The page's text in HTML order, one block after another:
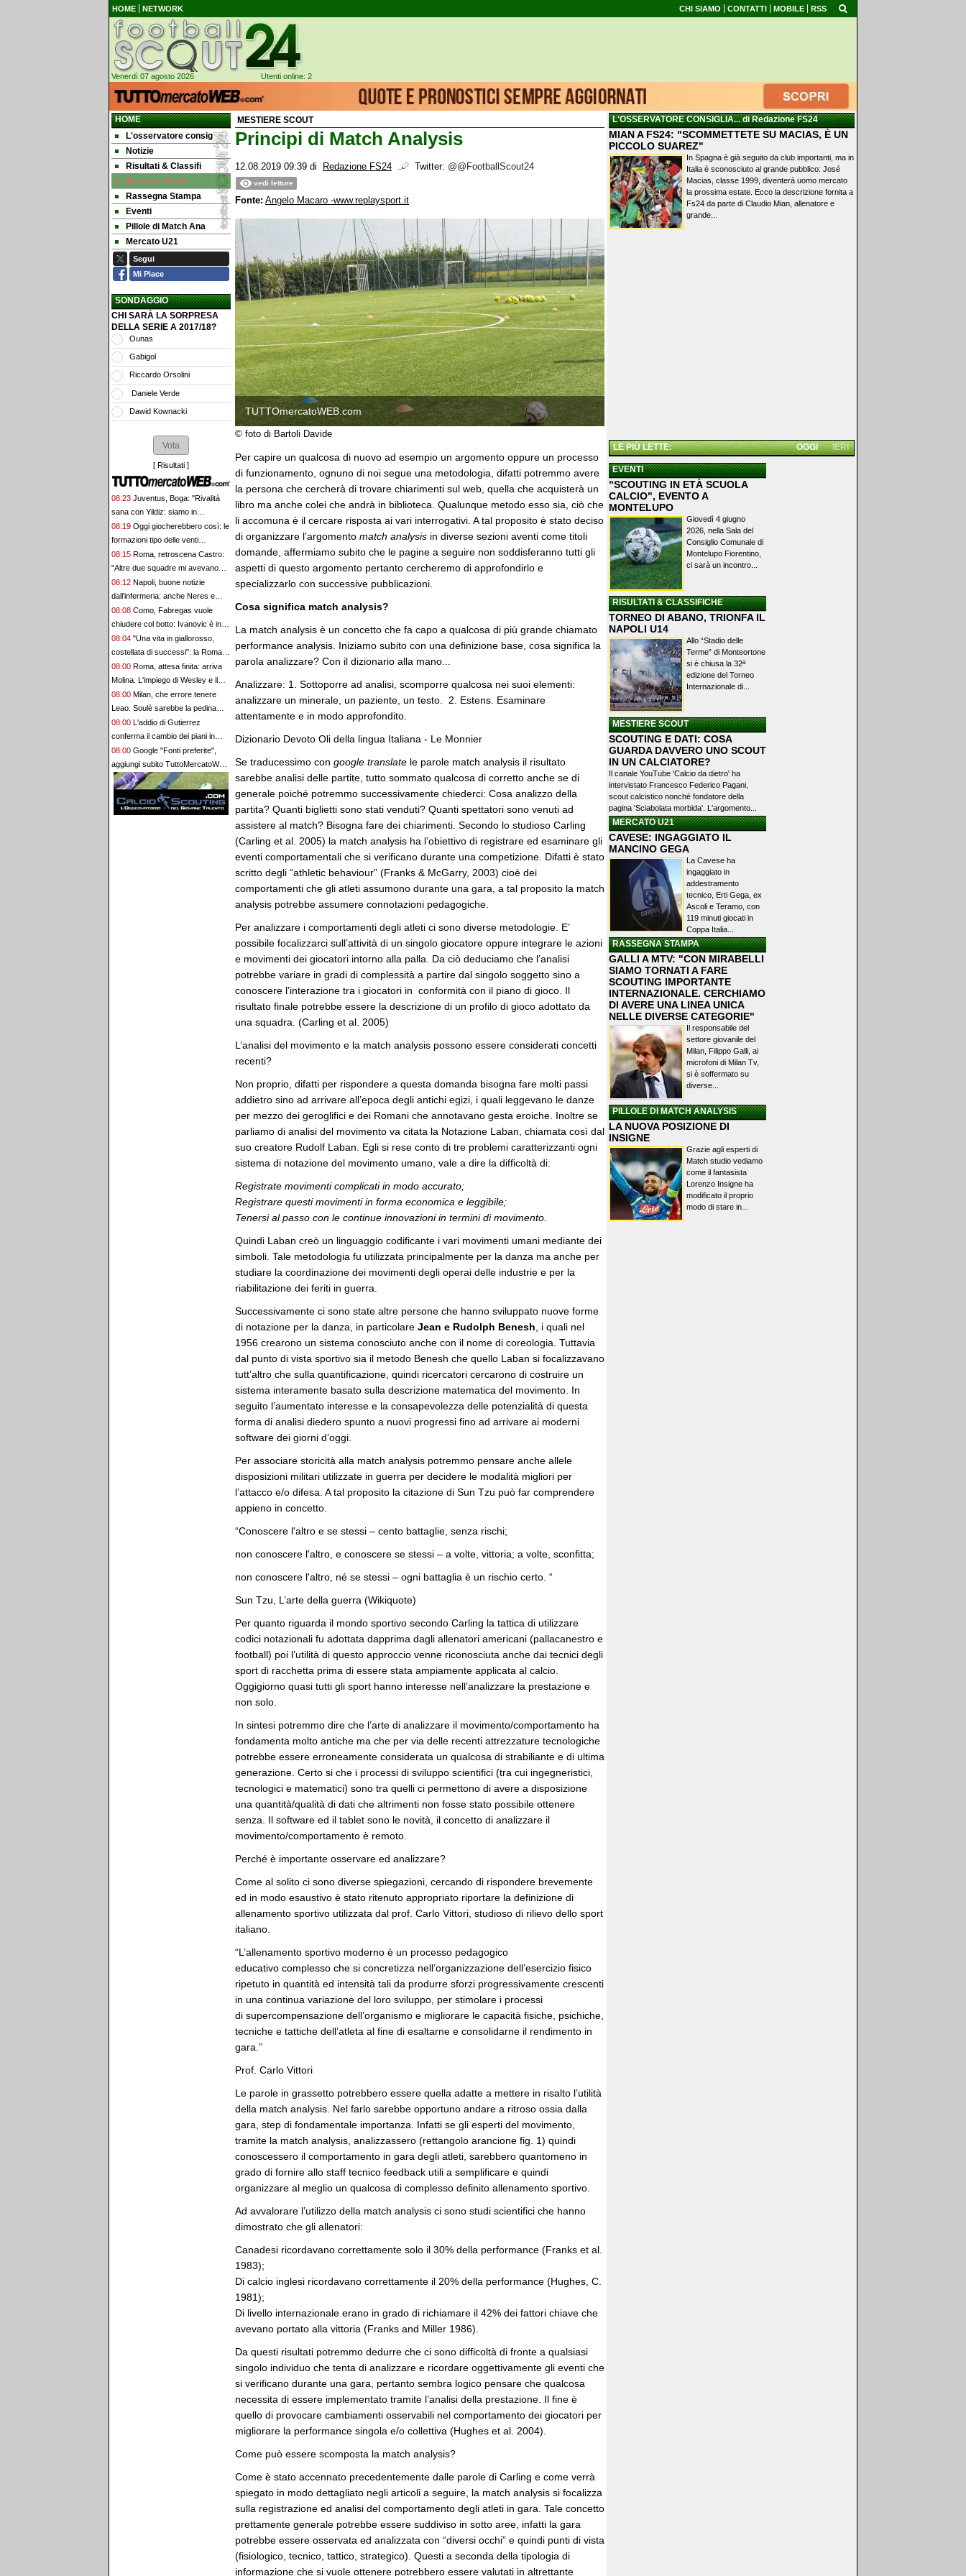
HOME NETWORK CHI SIAMO CONTATTI MOBILE RSS
Venerdì 07 agosto 2026 Utenti online: 2
HOME
L'osservatore consig
Notizie
Risultati & Classifi
Mestiere Scout
Rassegna Stampa
Eventi
Pillole di Match Ana
Mercato U21
Segui
Mi Piace
SONDAGGIO
CHI SARÀ LA SORPRESA
DELLA SERIE A 2017/18?
Ounas
Gabigol
Riccardo Orsolini
Daniele Verde
Dawid Kownacki
[ Risultati ]
08:23 Juventus, Boga: "Rivalità
sana con Yildiz: siamo in
competizione, ma c'è feeling"
08:19 Oggi giocherebbero così: le
formazioni tipo delle venti
formazioni di Serie B
08:15 Roma, retroscena Castro:
"Altre due squadre mi avevano
chiamato dalla Serie A"
08:12 Napoli, buone notizie
dall'infermeria: anche Neres e
Gilmour rientrano in gruppo
08:08 Como, Fabregas vuole
chiudere col botto: Ivanovic è in
pole per il ruolo di centravanti
08:04 "Una vita in giallorosso,
costellata di successi": la Roma
ringrazia Alberto De Rossi. Ora
all'Ostiamare
08:00 Roma, attesa finita: arriva
Molina. L'impiego di Wesley e il
passaporto in arrivo
08:00 Milan, che errore tenere
Leao. Soulè sarebbe la pedina
giusta per Amorim. Vlahovic e
Lukaku che addio triste alla A. Pio
Esposito può spostare il valore
dell’Inter. Cosa chiedo a Zola
08:00 L'addio di Gutierrez
conferma il cambio dei piani in
difesa di Allegri
08:00 Google "Fonti preferite",
aggiungi subito TuttoMercatoWeb
e personalizza le tue notizie
MESTIERE SCOUT
Principi di Match Analysis
12.08.2019 09:39 di Redazione FS24 Twitter: @@FootballScout24
vedi letture
Fonte: Angelo Macaro -www.replaysport.it
TUTTOmercatoWEB.com
© foto di Bartoli Davide
Per capire un qualcosa di nuovo ad esempio un argomento oppure un processo
di funzionamento, ognuno di noi segue una metodologia, difatti potremmo avere
la persona che cercherà di trovare chiarimenti sul web, quella che acquisterà un
libro ma anche colei che andrà in biblioteca. Qualunque metodo esso sia, ciò che
li accomuna è il cercare risposta ai vari interrogativi. A tal proposito è stato deciso
di organizzare l’argomento match analysis in diverse sezioni aventi come titoli
domande, affermiamo subito che le pagine a seguire non soddisferanno tutti gli
aspetti di questo argomento pertanto cercheremo di approfondirlo e
specializzarlo con successive pubblicazioni.
Cosa significa match analysis?
La match analysis è un concetto che fa capo a qualcosa di più grande chiamato
performance analysis. Iniziamo subito con una definizione base, cosa significa la
parola analizzare? Con il dizionario alla mano...
Analizzare: 1. Sottoporre ad analisi, scomporre qualcosa nei suoi elementi:
analizzare un minerale, un paziente, un testo. 2. Estens. Esaminare
attentamente e in modo approfondito.
Dizionario Devoto Oli della lingua Italiana - Le Monnier
Se traducessimo con google translate le parole match analysis il risultato
sarebbe analisi delle partite, tutto sommato qualcosa di corretto anche se di
generale poiché potremmo successivamente chiederci: Cosa analizzo della
partita? Quanti biglietti sono stati venduti? Quanti spettatori sono venuti ad
assistere al match? Bisogna fare dei chiarimenti. Secondo lo studioso Carling
(Carling et al. 2005) la match analysis ha l’obiettivo di registrare ed esaminare gli
eventi comportamentali che si verificano durante una competizione. Difatti è stato
scritto degli “athletic behaviour” (Franks & McGarry, 2003) cioè dei
comportamenti che gli atleti assumono durante una gara, a tal proposito la match
analysis potrebbe assumere connotazioni pedagogiche.
Per analizzare i comportamenti degli atleti ci sono diverse metodologie. E’
possibile focalizzarci sull’attività di un singolo giocatore oppure integrare le azioni
e movimenti dei giocatori intorno alla palla. Da ciò deduciamo che l’analisi
potrebbe variare in gradi di complessità a partire dal singolo soggetto sino a
conoscere l’interazione tra i giocatori in conformità con il piano di gioco. Il
risultato finale potrebbe essere la descrizione di un profilo di gioco adottato da
una squadra. (Carling et al. 2005)
L’analisi del movimento e la match analysis possono essere considerati concetti
recenti?
Non proprio, difatti per rispondere a questa domanda bisogna fare molti passi
addietro sino ad arrivare all’epoca degli antichi egizi, i quali leggevano le danze
per mezzo dei geroglifici e dei Romani che annotavano gesta eroiche. Inoltre se
parliamo di analisi del movimento va citata la Notazione Laban, chiamata così dal
suo creatore Rudolf Laban. Egli si rese conto di tre problemi caratterizzanti ogni
sistema di notazione del movimento umano, vale a dire la difficoltà di:
Registrate movimenti complicati in modo accurato;
Registrare questi movimenti in forma economica e leggibile;
Tenersi al passo con le continue innovazioni in termini di movimento.
Quindi Laban creò un linguaggio codificante i vari movimenti umani mediante dei
simboli. Tale metodologia fu utilizzata principalmente per la danza ma anche per
studiare la coordinazione dei movimenti degli operai delle industrie e per la
riabilitazione dei feriti in guerra.
Successivamente ci sono state altre persone che hanno sviluppato nuove forme
di notazione per la danza, in particolare Jean e Rudolph Benesh , i quali nel
1956 crearono un sistema conosciuto anche con il nome di coreologia. Tuttavia
dal punto di vista sportivo sia il metodo Benesh che quello Laban si focalizzavano
tutt’altro che sulla quantificazione, quindi ricercatori cercarono di costruire un
sistema interamente basato sulla descrizione matematica del movimento. In
seguito l’aumentato interesse e la consapevolezza delle potenzialità di questa
forma di analisi diedero spunto a nuovi progressi fino ad arrivare ai moderni
software dei giorni d’oggi.
Per associare storicità alla match analysis potremmo pensare anche allele
disposizioni militari utilizzate in guerra per decidere le modalità migliori per
l’attacco e/o difesa. A tal proposito la citazione di Sun Tzu può far comprendere
appieno in concetto.
“Conoscere l'altro e se stessi – cento battaglie, senza rischi;
non conoscere l'altro, e conoscere se stessi – a volte, vittoria; a volte, sconfitta;
non conoscere l'altro, né se stessi – ogni battaglia è un rischio certo. “
Sun Tzu, L’arte della guerra (Wikiquote)
Per quanto riguarda il mondo sportivo secondo Carling la tattica di utilizzare
codici notazionali fu adottata dapprima dagli allenatori americani (pallacanestro e
football) poi l’utilità di questo approccio venne riconosciuta anche dai tecnici degli
sport di racchetta prima di essere stata ampiamente applicata al calcio.
Oggigiorno quasi tutti gli sport hanno interesse nell’analizzare la prestazione e
non solo.
In sintesi potremmo dire che l’arte di analizzare il movimento/comportamento ha
fondamenta molto antiche ma che per via delle recenti attrezzature tecnologiche
potrebbe essere erroneamente considerata un qualcosa di strabiliante e di ultima
generazione. Certo si che i processi di sviluppo scientifici (tra cui ingegneristici,
tecnologici e matematici) sono tra quelli ci permettono di avere a disposizione
una quantità/qualità di dati che altrimenti non fosse stato possibile ottenere
senza. Il software ed il tablet sono le novità, il concetto di analizzare il
movimento/comportamento è remoto.
Perché è importante osservare ed analizzare?
Come al solito ci sono diverse spiegazioni, cercando di rispondere brevemente
ed in modo esaustivo è stato ritenuto appropriato riportare la definizione di
allenamento sportivo utilizzata dal prof. Carlo Vittori, studioso di rilievo dello sport
italiano.
“L’allenamento sportivo moderno è un processo pedagogico
educativo complesso che si concretizza nell’organizzazione dell’esercizio fisico
ripetuto in quantità ed intensità tali da produrre sforzi progressivamente crescenti
in una continua variazione del loro sviluppo, per stimolare i processi
di supercompensazione dell’organismo e migliorare le capacità fisiche, psichiche,
tecniche e tattiche dell’atleta al fine di esaltarne e consolidarne il rendimento in
gara.”
Prof. Carlo Vittori
Le parole in grassetto potrebbero essere quella adatte a mettere in risalto l’utilità
della match analysis. Nel farlo sarebbe opportuno andare a ritroso ossia dalla
gara, step di fondamentale importanza. Infatti se gli esperti del movimento,
tramite la match analysis, analizzassero (rettangolo arancione fig. 1) quindi
conoscessero il comportamento in gara degli atleti, sarebbero quantomeno in
grado di fornire allo staff tecnico feedback utili a semplificare e quindi
organizzare al meglio un qualcosa di complesso definito allenamento sportivo.
Ad avvalorare l’utilizzo della match analysis ci sono studi scientifici che hanno
dimostrato che gli allenatori:
Canadesi ricordavano correttamente solo il 30% della performance (Franks et al.
1983);
Di calcio inglesi ricordavano correttamente il 20% della performance (Hughes, C.
1981);
Di livello internazionale erano in grado di richiamare il 42% dei fattori chiave che
avevano portato alla vittoria (Franks and Miller 1986).
Da questi risultati potremmo dedurre che ci sono difficoltà di fronte a qualsiasi
singolo individuo che tenta di analizzare e ricordare oggettivamente gli eventi che
si verificano durante una gara, pertanto sembra logico pensare che qualcosa
necessita di essere implementato tramite l’analisi della prestazione. Il fine è
quello di provocare cambiamenti osservabili nel comportamento dei giocatori per
migliorare la performance singola e/o collettiva (Hughes et al. 2004).
Come può essere scomposta la match analysis?
Come è stato accennato precedentemente dalle parole di Carling e come verrà
spiegato in modo dettagliato negli articoli a seguire, la match analysis si focalizza
sulla registrazione ed analisi del comportamento degli atleti in gara. Tale concetto
prettamente generale potrebbe essere suddiviso in sotto aree, infatti la gara
potrebbe essere osservata ed analizzata con “diversi occhi” e quindi punti di vista
(fisiologico, tecnico, tattico, strategico). Questi a seconda della tipologia di
informazione che si vuole ottenere potrebbero essere valutati in altrettante
L'OSSERVATORE CONSIGLIA...di Redazione FS24
MIAN A FS24: "SCOMMETTETE SU MACIAS, È UN
PICCOLO SUAREZ"
In Spagna è già seguito da club importanti, ma in
Italia è sconosciuto al grande pubblico: José
Macias, classe 1999, diventerà uomo mercato
la prossima estate. Ecco la descrizione fornita a
Fs24 da parte di Claudio Mian, allenatore e
grande...
LE PIÙ LETTE: IERI
OGGI
EVENTI
"SCOUTING IN ETÀ SCUOLA
CALCIO", EVENTO A
MONTELUPO
Giovedì 4 giugno
2026, nella Sala del
Consiglio Comunale di
Montelupo Fiorentino,
ci sarà un incontro...
RISULTATI & CLASSIFICHE
TORNEO DI ABANO, TRIONFA IL
NAPOLI U14
Allo “Stadio delle
Terme” di Monteortone
si è chiusa la 32ª
edizione del Torneo
Internazionale di...
MESTIERE SCOUT
SCOUTING E DATI: COSA
GUARDA DAVVERO UNO SCOUT
IN UN CALCIATORE?
Il canale YouTube 'Calcio da dietro' ha
intervistato Francesco Federico Pagani,
scout calcistico nonché fondatore della
pagina 'Sciabolata morbida'. L'argomento...
MERCATO U21
CAVESE: INGAGGIATO IL
MANCINO GEGA
La Cavese ha
ingaggiato in
addestramento
tecnico, Erti Gega, ex
Ascoli e Teramo, con
119 minuti giocati in
Coppa Italia...
RASSEGNA STAMPA
GALLI A MTV: "CON MIRABELLI
SIAMO TORNATI A FARE
SCOUTING IMPORTANTE
INTERNAZIONALE. CERCHIAMO
DI AVERE UNA LINEA UNICA
NELLE DIVERSE CATEGORIE"
Il responsabile del
settore giovanile del
Milan, Filippo Galli, ai
microfoni di Milan Tv,
si è soffermato su
diverse...
PILLOLE DI MATCH ANALYSIS
LA NUOVA POSIZIONE DI
INSIGNE
Grazie agli esperti di
Match studio vediamo
come il fantasista
Lorenzo Insigne ha
modificato il proprio
modo di stare in...